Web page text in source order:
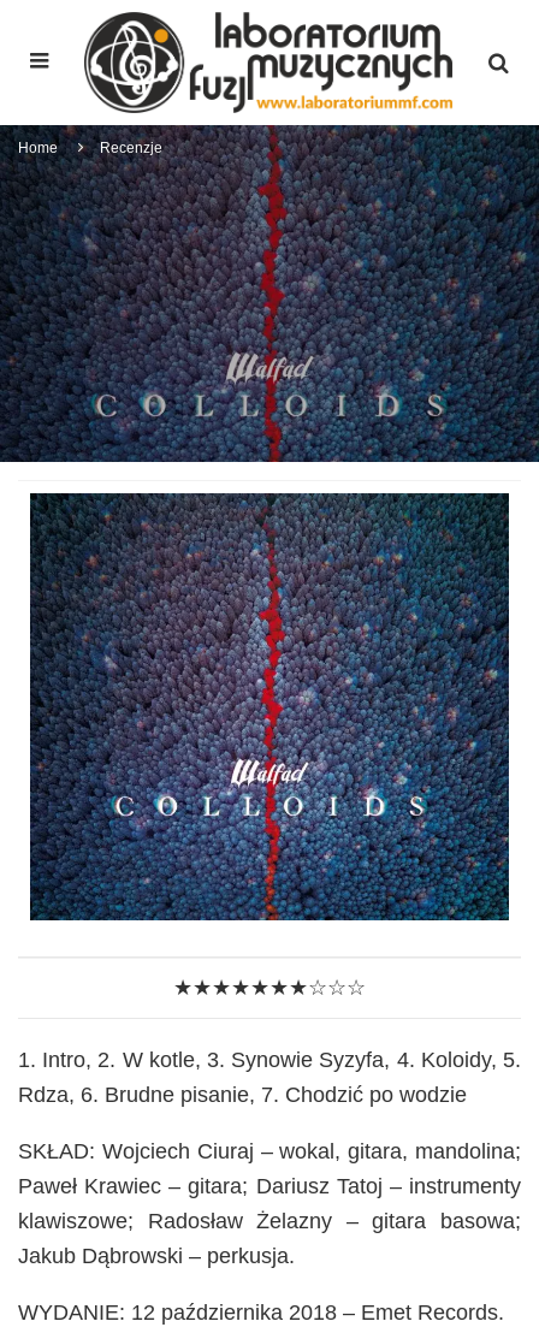
Home Recenzje
★★★★★★★☆☆☆
1. Intro, 2. W kotle, 3. Synowie Syzyfa, 4. Koloidy, 5.
Rdza, 6. Brudne pisanie, 7. Chodzić po wodzie
SKŁAD: Wojciech Ciuraj – wokal, gitara, mandolina;
Paweł Krawiec – gitara; Dariusz Tatoj – instrumenty
klawiszowe; Radosław Żelazny – gitara basowa;
Jakub Dąbrowski – perkusja.
WYDANIE: 12 października 2018 – Emet Records.